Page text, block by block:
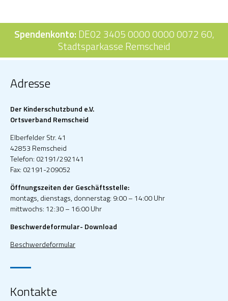
Spendenkonto: DE02 3405 0000 0000 0072 60,
Stadtsparkasse Remscheid
Adresse
Der Kinderschutzbund e.V.
Ortsverband Remscheid
Elberfelder Str. 41
42853 Remscheid
Telefon: 02191/292141
Fax: 02191-209052
Öffnungszeiten der Geschäftsstelle:
montags, dienstags, donnerstag: 9:00 – 14:00 Uhr
mittwochs: 12:30 – 16:00 Uhr
Beschwerdeformular- Download
Beschwerdeformular
Kontakte